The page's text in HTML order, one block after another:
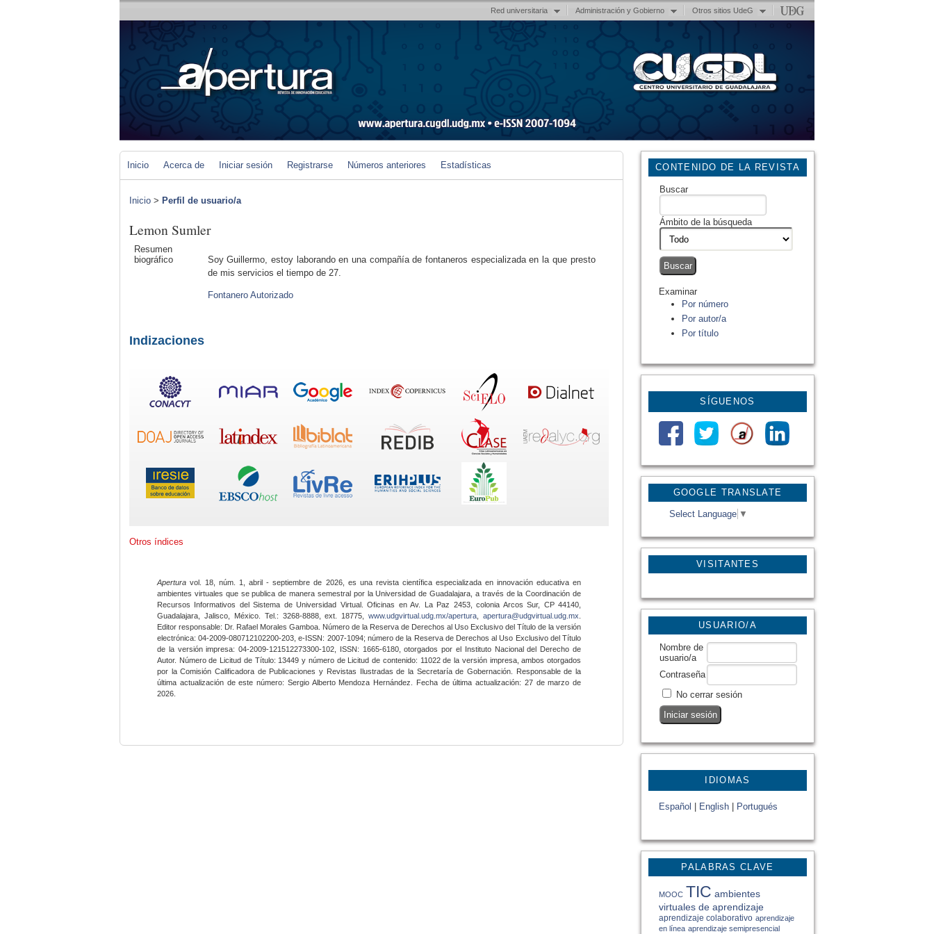
Red universitaria Administración y Gobierno Otros sitios UdeG
GOOGLE TRANSLATE
Select Language ▼
VISITANTES
CONTENIDO DE LA REVISTA
Buscar
Ámbito de la búsqueda
Examinar
Por número
Por autor/a
Por título
SÍGUENOS
USUARIO/A
Nombre de
usuario/a
Contraseña
No cerrar sesión
IDIOMAS
Español English Portugués
PALABRAS CLAVE
MOOC TIC ambientes
virtuales de aprendizaje
aprendizaje colaborativo aprendizaje
en línea aprendizaje semipresencial
Inicio Acerca de Iniciar sesión Registrarse Números anteriores Estadísticas
Inicio > Perfil de usuario/a
Lemon Sumler
Resumen
biográfico
Soy Guillermo, estoy laborando en una compañía de fontaneros especializada en la que presto
de mis servicios el tiempo de 27.
Fontanero Autorizado
Indizaciones
Otros índices
Apertura vol. 18, núm. 1, abril - septiembre de 2026, es una revista científica especializada en innovación educativa en
ambientes virtuales que se publica de manera semestral por la Universidad de Guadalajara, a través de la Coordinación de
Recursos Informativos del Sistema de Universidad Virtual. Oficinas en Av. La Paz 2453, colonia Arcos Sur, CP 44140,
Guadalajara, Jalisco, México. Tel.: 3268-8888, ext. 18775,www.udgvirtual.udg.mx/apertura apertura@udgvirtual.udg.mx
Editor responsable: Dr. Rafael Morales Gamboa. Número de la Reserva de Derechos al Uso Exclusivo del Título de la versión
electrónica: 04-2009-080712102200-203, e-ISSN: 2007-1094; número de la Reserva de Derechos al Uso Exclusivo del Título
de la versión impresa: 04-2009-121512273300-102, ISSN: 1665-6180, otorgados por el Instituto Nacional del Derecho de
Autor. Número de Licitud de Título: 13449 y número de Licitud de contenido: 11022 de la versión impresa, ambos otorgados
por la Comisión Calificadora de Publicaciones y Revistas Ilustradas de la Secretaría de Gobernación. Responsable de la
última actualización de este número: Sergio Alberto Mendoza Hernández. Fecha de última actualización: 27 de marzo de
2026.